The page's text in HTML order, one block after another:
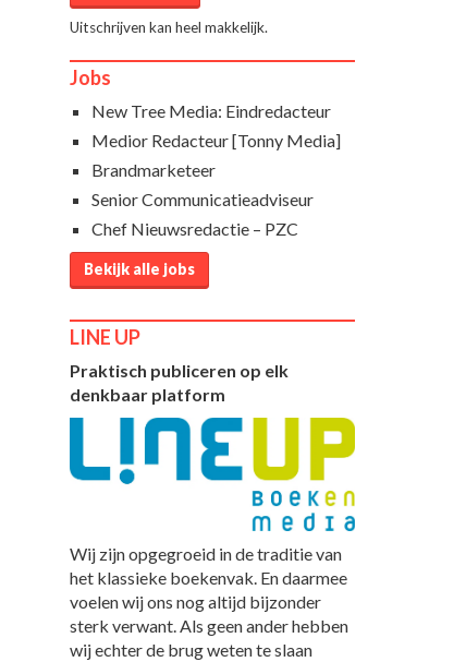
Uitschrijven kan heel makkelijk.
Jobs
New Tree Media: Eindredacteur
Medior Redacteur [Tonny Media]
Brandmarketeer
Senior Communicatieadviseur
Chef Nieuwsredactie – PZC
Bekijk alle jobs
LINE UP
Praktisch publiceren op elk
denkbaar platform
Wij zijn opgegroeid in de traditie van
het klassieke boekenvak. En daarmee
voelen wij ons nog altijd bijzonder
sterk verwant. Als geen ander hebben
wij echter de brug weten te slaan